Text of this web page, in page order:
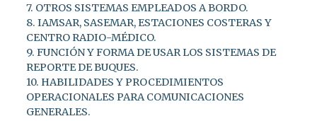
7. OTROS SISTEMAS EMPLEADOS A BORDO.
8. IAMSAR, SASEMAR, ESTACIONES COSTERAS Y
CENTRO RADIO-MÉDICO.
9. FUNCIÓN Y FORMA DE USAR LOS SISTEMAS DE
REPORTE DE BUQUES.
10. HABILIDADES Y PROCEDIMIENTOS
OPERACIONALES PARA COMUNICACIONES
GENERALES.